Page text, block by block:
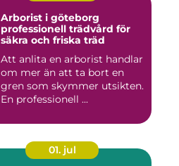
Arborist i göteborg
professionell trädvård för
säkra och friska träd
Att anlita en arborist handlar
om mer än att ta bort en
gren som skymmer utsikten.
En professionell ...
01. jul